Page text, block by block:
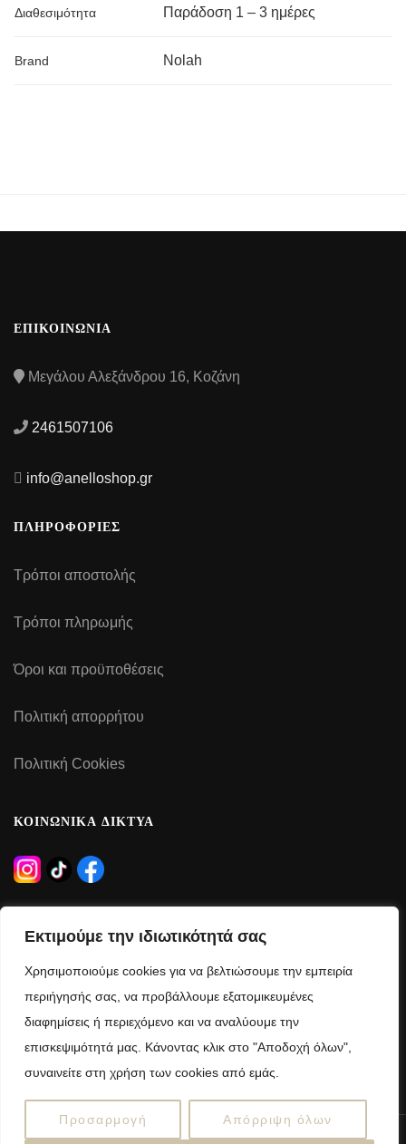
Εκτιμούμε την ιδιωτικότητά σας
Χρησιμοποιούμε cookies για να βελτιώσουμε την εμπειρία
περιήγησής σας, να προβάλλουμε εξατομικευμένες
διαφημίσεις ή περιεχόμενο και να αναλύουμε την
επισκεψιμότητά μας. Κάνοντας κλικ στο "Αποδοχή όλων",
συναινείτε στη χρήση των cookies από εμάς.
Προσαρμογή Απόρριψη όλων
Διαθεσιμότητα Παράδoση 1 – 3 ημέρες
Brand Nolah
ΕΠΙΚΟΙΝΩΝΙΑ
Μεγάλου Αλεξάνδρου 16, Κοζάνη
2461507106
info@anelloshop.gr
ΠΛΗΡΟΦΟΡΙΕΣ
Τρόποι αποστολής
Τρόποι πληρωμής
Όροι και προϋποθέσεις
Πολιτική απορρήτου
Πολιτική Cookies
ΚΟΙΝΩΝΙΚΑ ΔΙΚΤΥΑ
Δευτέρα – Τρίτη – Πέμπτη – Παρασκευή:
09:00 – 21:00
Τετάρτη – Σάββατο:
09:00 – 15:00